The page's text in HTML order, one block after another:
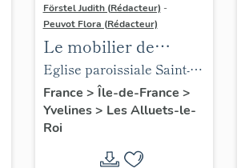
Förstel Judith (Rédacteur) -
Peuvot Flora (Rédacteur)
Le mobilier de
l'église paroissiale
Saint-Nicolas
Eglise paroissiale Saint-
Nicolas
France > Île-de-France >
Yvelines> Les Alluets-le-
Roi